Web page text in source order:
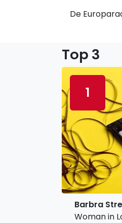
De
Top 3
1
Barbra
Woman in